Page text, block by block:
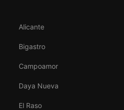
Alicante
Bigastro
Campoamor
Daya Nueva
El Raso